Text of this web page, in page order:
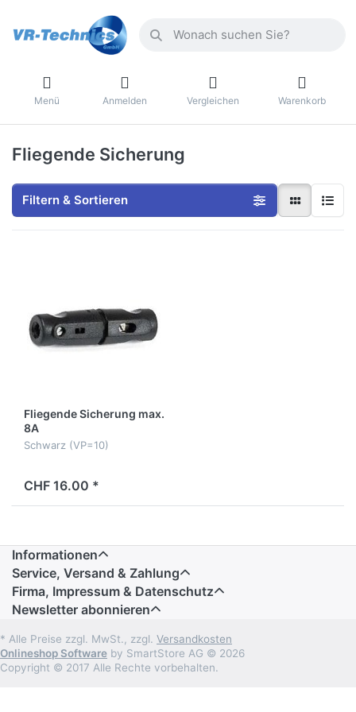
Menü Anmelden Vergleichen Warenkorb
Fliegende Sicherung
Filtern & Sortieren
Fliegende Sicherung max.
8A
Schwarz (VP=10)
CHF 16.00 *
Informationen
Service, Versand & Zahlung
Firma, Impressum & Datenschutz
Newsletter abonnieren
* Alle Preise zzgl. MwSt., zzgl. Versandkosten
Onlineshop Software by SmartStore AG © 2026
Copyright © 2017 Alle Rechte vorbehalten.